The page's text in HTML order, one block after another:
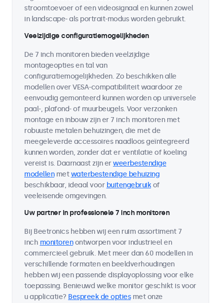
stroomtoevoer of een videosignaal en kunnen zowel
in landscape- als portrait-modus worden gebruikt.
Veelzijdige configuratiemogelijkheden
De 7 inch monitoren bieden veelzijdige
montageopties en tal van
configuratiemogelijkheden. Zo beschikken alle
modellen over VESA-compatibiliteit waardoor ze
eenvoudig gemonteerd kunnen worden op universele
paal-, plafond- of muurbeugels. Voor verzonken
montage en inbouw zijn er 7 inch monitoren met
robuuste metalen behuizingen, die met de
meegeleverde accessoires naadloos geïntegreerd
kunnen worden, zonder dat er ventilatie of koeling
vereist is. Daarnaast zijn erweerbestendige
modellenmetwaterbestendige behuizing
beschikbaar, ideaal voor buitengebruikof
veeleisende omgevingen.
Uw partner in professionele 7 inch monitoren
Bij Beetronics hebben wij een ruim assortiment 7
inch monitorenontworpen voor industrieel en
commercieel gebruik. Met meer dan 60 modellen in
verschillende formaten en beeldverhoudingen
hebben wij een passende displayoplossing voor elke
toepassing. Benieuwd welke monitor geschikt is voor
u applicatie? Bespreek de optiesmet onze